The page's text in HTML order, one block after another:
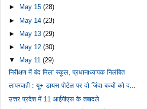
►
May 15(28)
► May 14(23)
► May 13(29)
►
May 12(30)
▼
May 11(29)
निरीक्षण में बंद मिला स्कूल, प्रधानाध्यापक निलंबित
लापरवाही : यू+ डायस पोर्टल पर दो जिंदा बच्चों को द...
उत्तर प्रदेश में 11 आईपीएस के तबादले